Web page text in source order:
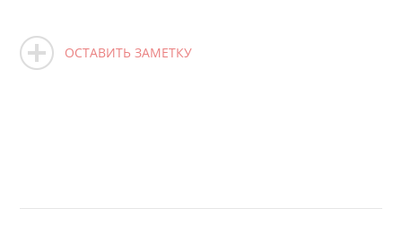
ОСТАВИТЬ ЗАМЕТКУ